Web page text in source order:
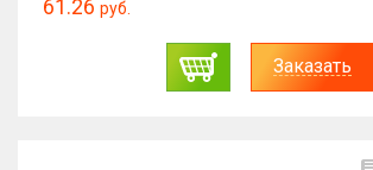
61.26 руб.
Заказать